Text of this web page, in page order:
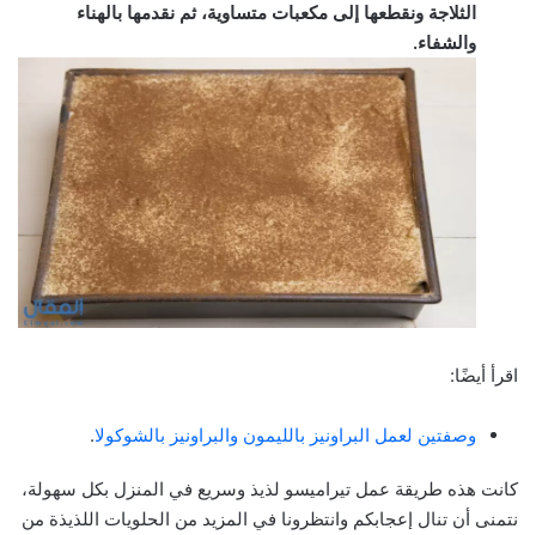
الثلاجة ونقطعها إلى مكعبات متساوية، ثم نقدمها بالهناء
والشفاء.
اقرأ أيضًا:
وصفتين لعمل البراونيز بالليمون والبراونيز بالشوكولا.
كانت هذه طريقة عمل تيراميسو لذيذ وسريع في المنزل بكل سهولة،
نتمنى أن تنال إعجابكم وانتظرونا في المزيد من الحلويات اللذيذة من